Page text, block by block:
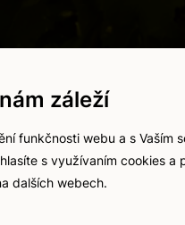
Zákaz prodeje
záleží
funkčnosti webu a s Vaším
s využívaním cookies
dalších webech.